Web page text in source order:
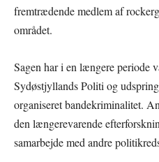
fremtrædende medlem af
området.
Sagen har i en længere periode
Sydøstjyllands Politi og
organiseret bandekriminalitet.
den længerevarende
samarbejde med andre